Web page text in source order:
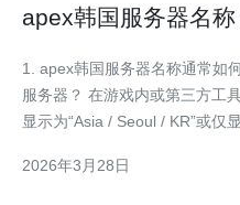
apex韩国服务器名
1. apex韩国服务器名称通常如
服务器？ 在游戏内或第三方工
显示为“Asia / Seoul / KR”或仅
或 mtr（Linux/macOS）对游戏
2026年3月28日